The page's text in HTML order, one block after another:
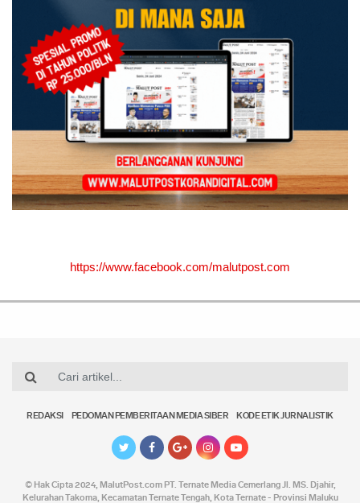
https://www.facebook.com/malutpost.com
REDAKSI PEDOMAN PEMBERITAAN MEDIA SIBER KODE ETIK JURNALISTIK
© Hak Cipta 2024, MalutPost.comPT. Ternate Media Cemerlang Jl. MS. Djahir,
Kelurahan Takoma, Kecamatan Ternate Tengah, Kota Ternate - Provinsi Maluku